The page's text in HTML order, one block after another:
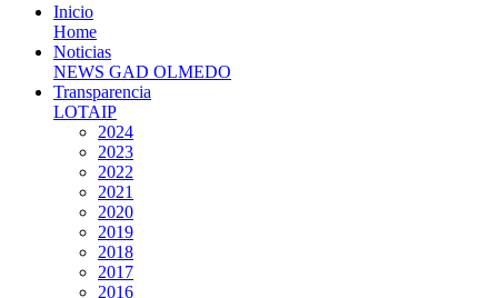
Inicio
Home
Noticias
NEWS GAD OLMEDO
Transparencia
LOTAIP
2024
2023
2022
2021
2020
2019
2018
2017
2016